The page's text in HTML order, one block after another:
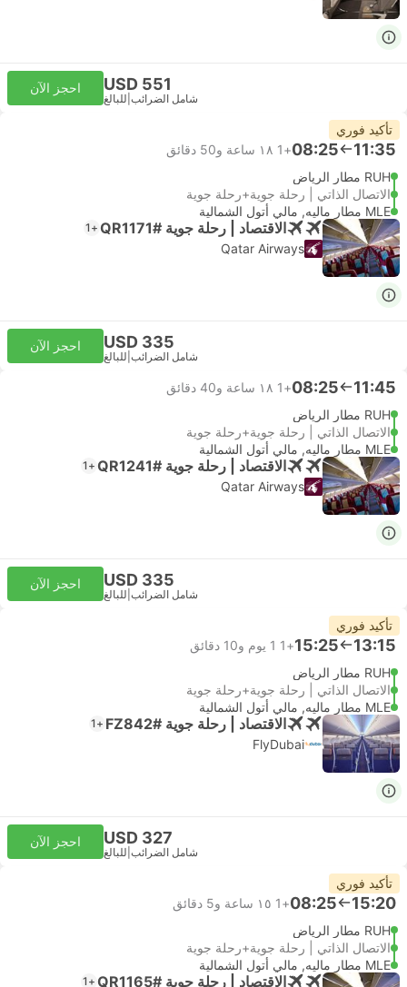
USD 551
شامل الضرائب للبالغ
احجز الآن
تأكيد فوري
11:35
08:25
+1
١٨ ساعة و‫50 دقائق
RUH مطار الرياض
الاتصال الذاتي | رحلة جوية+رحلة جوية
MLE مطار ماليه, مالي أتول الشمالية
الاقتصاد | رحلة جوية #QR1171 +1
Qatar Airways
USD 335
شامل الضرائب للبالغ
احجز الآن
11:45
08:25
+1
١٨ ساعة و‫40 دقائق
RUH مطار الرياض
الاتصال الذاتي | رحلة جوية+رحلة جوية
MLE مطار ماليه, مالي أتول الشمالية
الاقتصاد | رحلة جوية #QR1241 +1
Qatar Airways
USD 335
شامل الضرائب للبالغ
احجز الآن
تأكيد فوري
13:15
15:25
+1
1 يوم و‫10 دقائق
RUH مطار الرياض
الاتصال الذاتي | رحلة جوية+رحلة جوية
MLE مطار ماليه, مالي أتول الشمالية
الاقتصاد | رحلة جوية #FZ842 +1
FlyDubai
USD 327
شامل الضرائب للبالغ
احجز الآن
تأكيد فوري
15:20
08:25
+1
١٥ ساعة و‫5 دقائق
RUH مطار الرياض
الاتصال الذاتي | رحلة جوية+رحلة جوية
MLE مطار ماليه, مالي أتول الشمالية
الاقتصاد | رحلة جوية #QR1165 +1